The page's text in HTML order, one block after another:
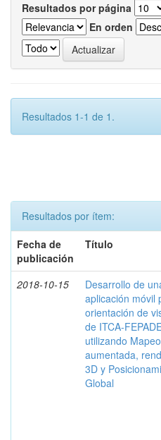
Resultados por página
En orden
Resultados 1-1 de 1.
Resultados por ítem:
Fecha de
publicación
Título
2018-10-15
Desarrollo de
aplicación móvil
orientación de
de ITCA-
utilizando
aumentada,
3D y
Global